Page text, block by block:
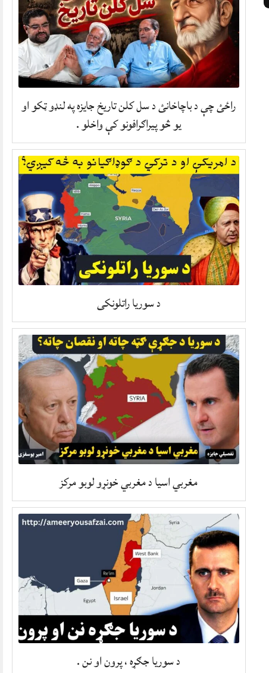
راځئ چې د باچاخانئ د سل کلن تاریخ جایزه په لنډو ټکو او
یو څو پیراګرافونو کې واخلو .
د سوریا راتلونکی
مغربي اسیا د مغربي خونړو لوبو مرکز
د سوریا جګړه ، پرون او نن .